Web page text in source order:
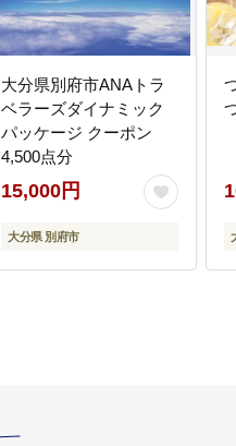
大分県別府市ANAトラ
ベラーズダイナミック
パッケージ クーポン
4,500点分
15,000円
大分県 別府市